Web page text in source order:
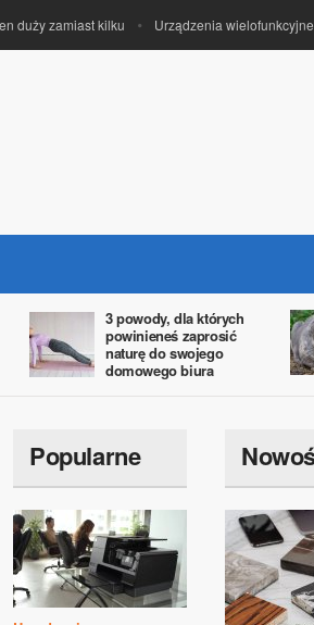
zamiast kilku Urządzenia wielofunkcyjne
3 powody, dla których
powinieneś zaprosić
naturę do swojego
domowego biura
Popularne